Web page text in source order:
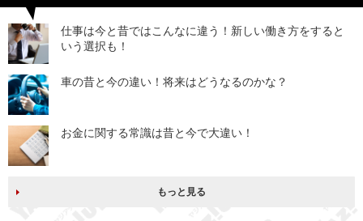
仕事は今と昔ではこんなに違う！新しい働き方をすると
いう選択も！
車の昔と今の違い！将来はどうなるのかな？
お金に関する常識は昔と今で大違い！
もっと見る